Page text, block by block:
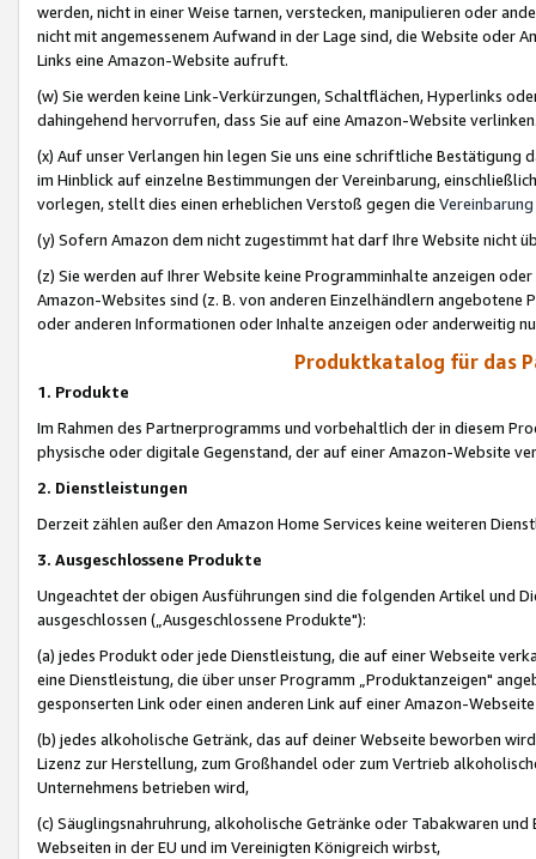
werden, nicht in einer Weise tarnen, verstecken, manipulieren oder
nicht mit angemessenem Aufwand in der Lage sind, die Website oder
Links eine Amazon-Website aufruft.
(w) Sie werden keine Link-Verkürzungen, Schaltflächen, Hyperlinks
dahingehend hervorrufen, dass Sie auf eine Amazon-Website
(x) Auf unser Verlangen hin legen Sie uns eine schriftliche
im Hinblick auf einzelne Bestimmungen der Vereinbarung,
vorlegen, stellt dies einen erheblichen Verstoß gegen die Vereinbarung
(y) Sofern Amazon dem nicht zugestimmt hat darf Ihre Website nicht
(z) Sie werden auf Ihrer Website keine Programminhalte anzeigen
Amazon-Websites sind (z. B. von anderen Einzelhändlern
oder anderen Informationen oder Inhalte anzeigen oder anderweitig
Produktkatalog für das
1. Produkte
Im Rahmen des Partnerprogramms und vorbehaltlich der in diesem
physische oder digitale Gegenstand, der auf einer Amazon-Website
2. Dienstleistungen
Derzeit zählen außer den Amazon Home Services keine weiteren
3. Ausgeschlossene Produkte
Ungeachtet der obigen Ausführungen sind die folgenden Artikel und
ausgeschlossen („Ausgeschlossene Produkte"):
(a) jedes Produkt oder jede Dienstleistung, die auf einer Webseite
eine Dienstleistung, die über unser Programm „Produktanzeigen"
gesponserten Link oder einen anderen Link auf einer Amazon-
(b) jedes alkoholische Getränk, das auf deiner Webseite beworben
Lizenz zur Herstellung, zum Großhandel oder zum Vertrieb
Unternehmens betrieben wird,
(c) Säuglingsnahruhrung, alkoholische Getränke oder Tabakwaren
Webseiten in der EU und im Vereinigten Königreich wirbst,